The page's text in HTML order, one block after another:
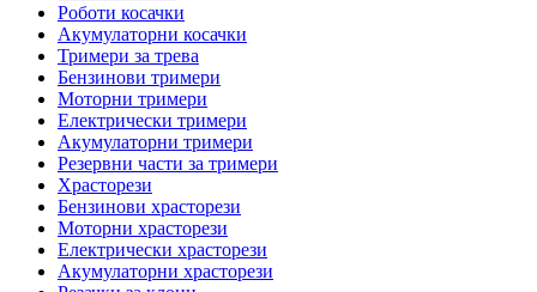
Роботи косачки
Акумулаторни косачки
Тримери за трева
Бензинови тримери
Моторни тримери
Електрически тримери
Акумулаторни тримери
Резервни части за тримери
Храсторези
Бензинови храсторези
Моторни храсторези
Електрически храсторези
Акумулаторни храсторези